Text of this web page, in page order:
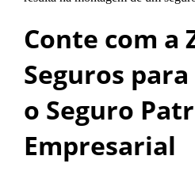
Conte com a
Seguros
o Seguro
Empresarial